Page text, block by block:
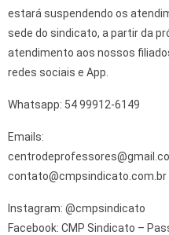
estará suspendendo os
sede do sindicato, a partir da
atendimento aos nossos
redes sociais e App.
Whatsapp: 54 99912-6149
Emails:
centrodeprofessores@gmail.
contato@cmpsindicato.com.br
Instagram: @cmpsindicato
Facebook: CMP Sindicato –